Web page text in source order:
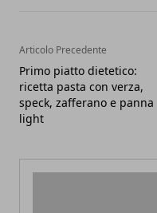
Articolo Precedente
Primo piatto dietetico:
ricetta pasta con verza,
speck, zafferano e panna
light